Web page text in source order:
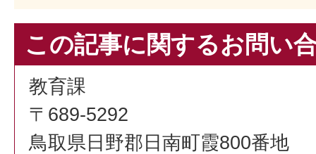
この記事に関するお問い
教育課
〒689-5292
鳥取県日野郡日南町霞800番地